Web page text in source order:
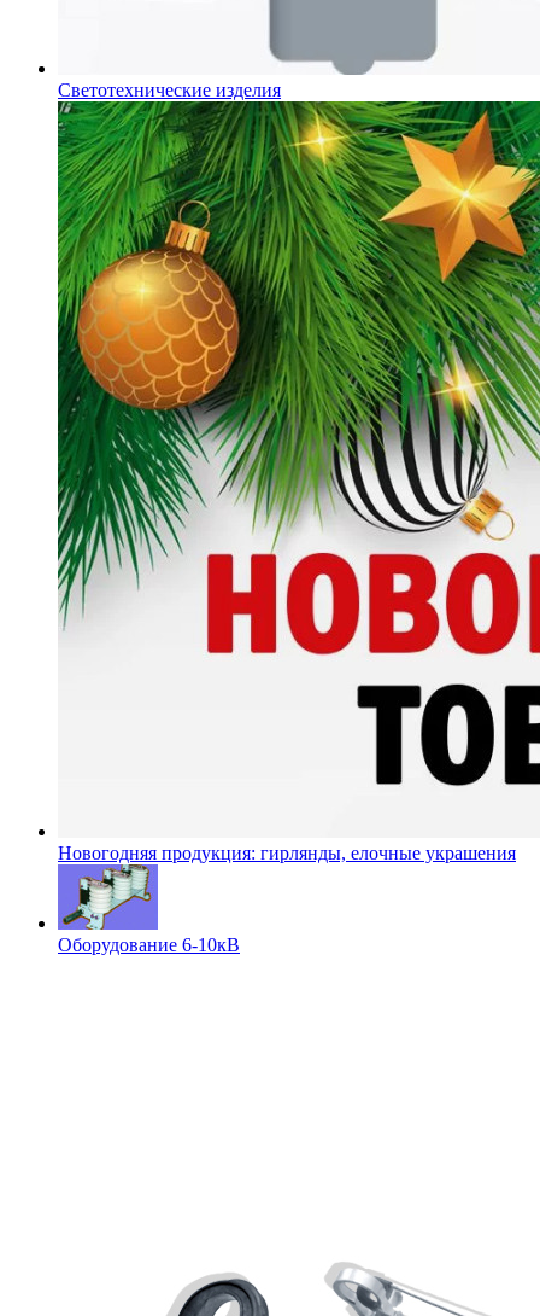
Светотехнические изделия
Новогодняя продукция: гирлянды, елочные украшения
Оборудование 6-10кВ